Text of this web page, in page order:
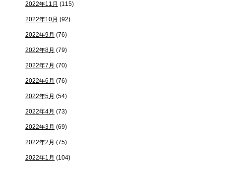
2022年11月 (115)
2022年10月 (92)
2022年9月 (76)
2022年8月 (79)
2022年7月 (70)
2022年6月 (76)
2022年5月 (54)
2022年4月 (73)
2022年3月 (69)
2022年2月 (75)
2022年1月 (104)